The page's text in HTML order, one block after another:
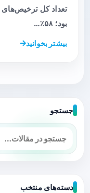
بود؛ ۵۸٪…
بیشتر بخوانید
جستجو
دسته‌های منتخب